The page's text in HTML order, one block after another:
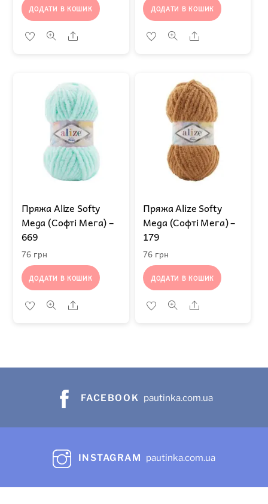
ДОДАТИ В КОШИК
Share
ДОДАТИ В КОШИК
Share
Пряжа Alize Softy
Mega (Софті Мега) –
669
76 грн
ДОДАТИ В КОШИК
Share
Пряжа Alize Softy
Mega (Софті Мега) –
179
76 грн
ДОДАТИ В КОШИК
Share
FACEBOOK pautinka.com.ua
INSTAGRAM pautinka.com.ua